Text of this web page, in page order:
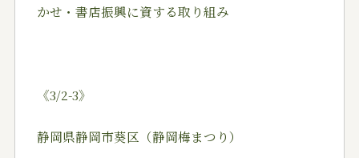
かせ・書店振興に資する取り組み
《3/2-3》
静岡県静岡市葵区（静岡梅まつり）